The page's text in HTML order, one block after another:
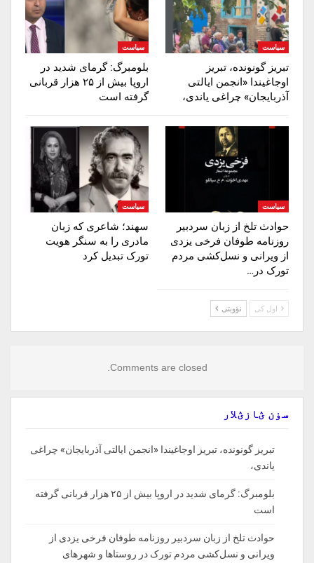
سیاست
تبریز گونونده، تبریز
اوجاغیندا «انجمن ایالتی
آذربایجان» چراغی یاندی،
سیاست
بلومبرگ: گرمای شدید در
اروپا بیش از ۲۵ هزار قربانی
گرفته است
سیاست
حوادث تلخ از زبان سردبیر
روزنامه‌ طوفان فرخی یزدی
از ویرانی و نسل‌کشی مردم
تورک در…
سیاست
سهند؛ شاعری که زبان
مادری را به سنگر هویت
تورک تبدیل کرد
اول کی نؤوبتی
Comments are closed.
سۏن ؽازؽلار
تبریز گونونده، تبریز اوجاغیندا «انجمن ایالتی آذربایجان» چراغی
یاندی،
بلومبرگ: گرمای شدید در اروپا بیش از ۲۵ هزار قربانی گرفته
است
حوادث تلخ از زبان سردبیر روزنامه‌ طوفان فرخی یزدی از
ویرانی و نسل‌کشی مردم تورک در روستاها و شهرهای